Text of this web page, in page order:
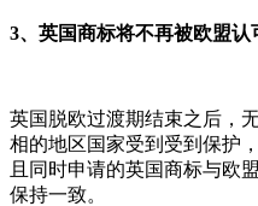
3、英国商标将不再被欧盟认
英国脱欧过渡期结束之后，
相的地区国家受到受到保护
且同时申请的英国商标与欧
保持一致。